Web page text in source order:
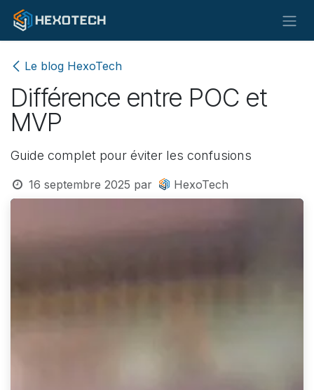
Se rendre au contenu
Le blog HexoTech
Différence entre POC et
MVP
Guide complet pour éviter les confusions
16 septembre 2025 par HexoTech